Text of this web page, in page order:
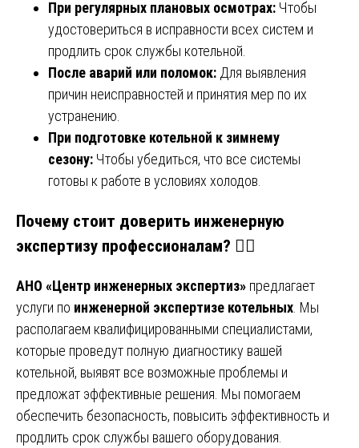
При регулярных плановых осмотрах: Чтобы
удостовериться в исправности всех систем и
продлить срок службы котельной.
После аварий или поломок: Для выявления
причин неисправностей и принятия мер по их
устранению.
При подготовке котельной к зимнему
сезону: Чтобы убедиться, что все системы
готовы к работе в условиях холодов.
Почему стоит доверить инженерную
экспертизу профессионалам? 👷‍♂️
АНО «Центр инженерных экспертиз» предлагает
услуги по инженерной экспертизе котельных. Мы
располагаем квалифицированными специалистами,
которые проведут полную диагностику вашей
котельной, выявят все возможные проблемы и
предложат эффективные решения. Мы помогаем
обеспечить безопасность, повысить эффективность и
продлить срок службы вашего оборудования.